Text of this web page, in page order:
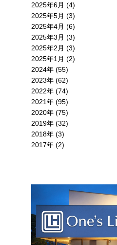
2025年6月 (4)
2025年5月 (3)
2025年4月 (6)
2025年3月 (3)
2025年2月 (3)
2025年1月 (2)
2024年 (55)
2023年 (62)
2022年 (74)
2021年 (95)
2020年 (75)
2019年 (32)
2018年 (3)
2017年 (2)